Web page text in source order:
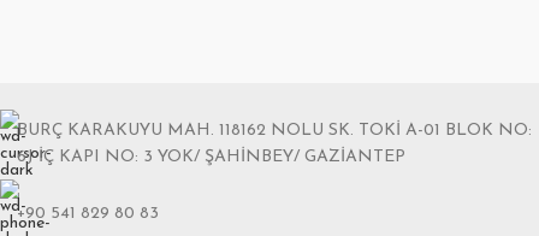
BURÇ KARAKUYU MAH. 118162 NOLU SK. TOKİ A-01 BLOK NO:
6J İÇ KAPI NO: 3 YOK/ ŞAHİNBEY/ GAZİANTEP
+90 541 829 80 83